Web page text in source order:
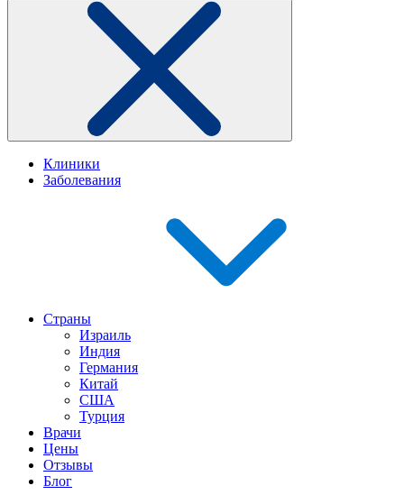
Клиники
Заболевания
Страны
Израиль
Индия
Германия
Китай
США
Турция
Врачи
Цены
Отзывы
Блог